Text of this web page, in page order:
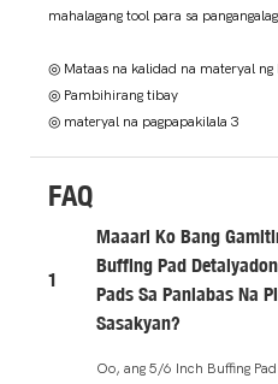
mahalagang tool para sa
◎ Mataas na kalidad na materyal ng
◎ Pambihirang tibay
◎ materyal na pagpapakilala 3
FAQ
1
Maaari Ko Bang
Buffing Pad
Pads Sa Panlabas Na
Sasakyan?
Oo, ang 5/6 Inch Buffing